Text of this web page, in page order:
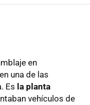
en
una de las
Es la planta
vehículos de